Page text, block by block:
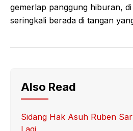
gemerlap panggung hiburan,
seringkali berada di tangan
Also Read
Sidang Hak Asuh Ruben